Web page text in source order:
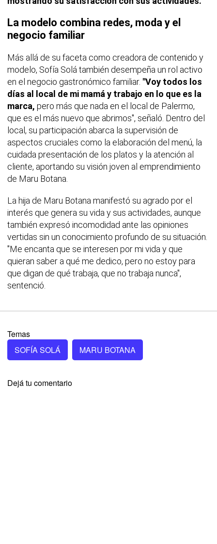
La modelo combina redes, moda y el
negocio familiar
Más allá de su faceta como creadora de contenido y
modelo, Sofía Solá también desempeña un rol activo
en el negocio gastronómico familiar. "Voy todos los
días al local de mi mamá y trabajo en lo que es la
marca, pero más que nada en el local de Palermo,
que es el más nuevo que abrimos", señaló. Dentro del
local, su participación abarca la supervisión de
aspectos cruciales como la elaboración del menú, la
cuidada presentación de los platos y la atención al
cliente, aportando su visión joven al emprendimiento
de Maru Botana.
La hija de Maru Botana manifestó su agrado por el
interés que genera su vida y sus actividades, aunque
también expresó incomodidad ante las opiniones
vertidas sin un conocimiento profundo de su situación.
"Me encanta que se interesen por mi vida y que
quieran saber a qué me dedico, pero no estoy para
que digan de qué trabaja, que no trabaja nunca",
sentenció.
Temas
SOFÍA SOLÁ
MARU BOTANA
Dejá tu comentario